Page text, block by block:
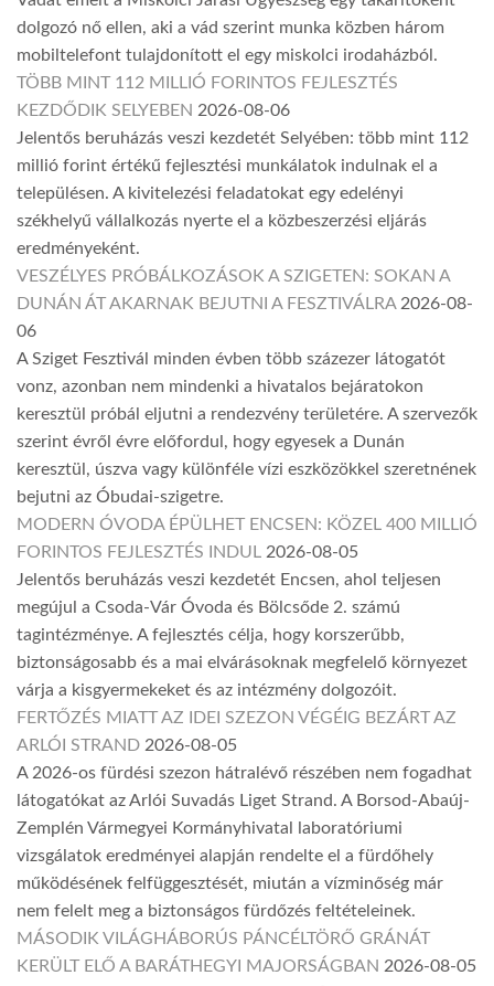
dolgozó nő ellen, aki a vád szerint munka közben három
mobiltelefont tulajdonított el egy miskolci irodaházból.
TÖBB MINT 112 MILLIÓ FORINTOS FEJLESZTÉS
KEZDŐDIK SELYEBEN 2026-08-06
Jelentős beruházás veszi kezdetét Selyében: több mint 112
millió forint értékű fejlesztési munkálatok indulnak el a
településen. A kivitelezési feladatokat egy edelényi
székhelyű vállalkozás nyerte el a közbeszerzési eljárás
eredményeként.
VESZÉLYES PRÓBÁLKOZÁSOK A SZIGETEN: SOKAN A
DUNÁN ÁT AKARNAK BEJUTNI A FESZTIVÁLRA 2026-08-
06
A Sziget Fesztivál minden évben több százezer látogatót
vonz, azonban nem mindenki a hivatalos bejáratokon
keresztül próbál eljutni a rendezvény területére. A szervezők
szerint évről évre előfordul, hogy egyesek a Dunán
keresztül, úszva vagy különféle vízi eszközökkel szeretnének
bejutni az Óbudai-szigetre.
MODERN ÓVODA ÉPÜLHET ENCSEN: KÖZEL 400 MILLIÓ
FORINTOS FEJLESZTÉS INDUL 2026-08-05
Jelentős beruházás veszi kezdetét Encsen, ahol teljesen
megújul a Csoda-Vár Óvoda és Bölcsőde 2. számú
tagintézménye. A fejlesztés célja, hogy korszerűbb,
biztonságosabb és a mai elvárásoknak megfelelő környezet
várja a kisgyermekeket és az intézmény dolgozóit.
FERTŐZÉS MIATT AZ IDEI SZEZON VÉGÉIG BEZÁRT AZ
ARLÓI STRAND 2026-08-05
A 2026-os fürdési szezon hátralévő részében nem fogadhat
látogatókat az Arlói Suvadás Liget Strand. A Borsod-Abaúj-
Zemplén Vármegyei Kormányhivatal laboratóriumi
vizsgálatok eredményei alapján rendelte el a fürdőhely
működésének felfüggesztését, miután a vízminőség már
nem felelt meg a biztonságos fürdőzés feltételeinek.
MÁSODIK VILÁGHÁBORÚS PÁNCÉLTÖRŐ GRÁNÁT
KERÜLT ELŐ A BARÁTHEGYI MAJORSÁGBAN 2026-08-05